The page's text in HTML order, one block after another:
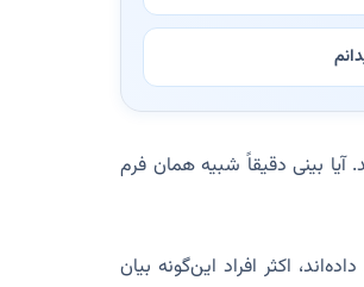
آیا بینی دقیقاً شبیه همان فرم
اکثر افراد این‌گونه بیان